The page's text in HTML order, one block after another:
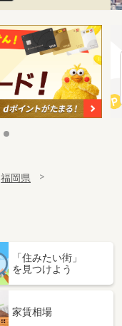
福岡県
「住みたい街」
を見つけよう
家賃相場